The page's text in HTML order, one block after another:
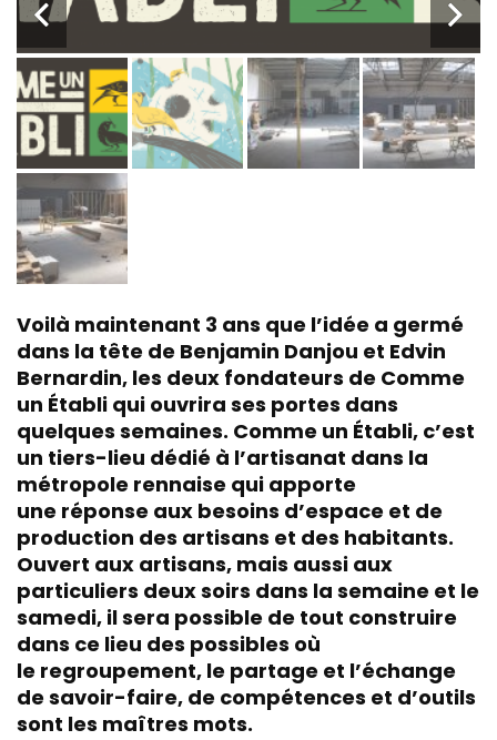
Voilà maintenant 3 ans que l’idée a germé
dans la tête de Benjamin Danjou et Edvin
Bernardin, les deux fondateurs de Comme
un Établi qui ouvrira ses portes dans
quelques semaines. Comme un Établi, c’est
un tiers-lieu dédié à l’artisanat dans la
métropole rennaise qui apporte
une réponse aux besoins d’espace et de
production des artisans et des habitants.
Ouvert aux artisans, mais aussi aux
particuliers deux soirs dans la semaine et le
samedi, il sera possible de tout construire
dans ce lieu des possibles où
le regroupement, le partage et l’échange
de savoir-faire, de compétences et d’outils
sont les maîtres mots.